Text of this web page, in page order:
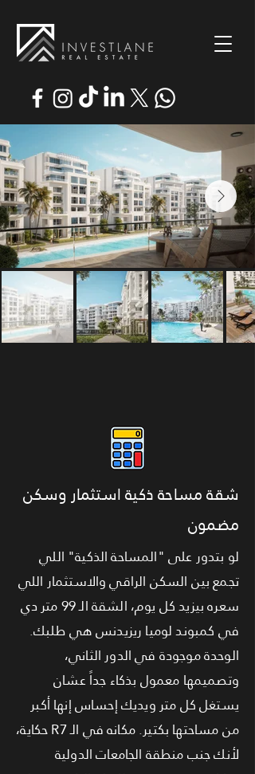
شقة مساحة ذكية استثمار وسكن
مضمون
لو بتدور على "المساحة الذكية" اللي
تجمع بين السكن الراقي والاستثمار اللي
سعره بيزيد كل يوم، الشقة الـ 99 متر دي
في كمبوند لوميا ريزيدنس هي طلبك.
الوحدة موجودة في الدور الثاني،
وتصميمها معمول بذكاء جداً عشان
يستغل كل متر ويديك إحساس إنها أكبر
من مساحتها بكتير. مكانه في الـ R7 حكاية،
لأنك جنب منطقة الجامعات الدولية